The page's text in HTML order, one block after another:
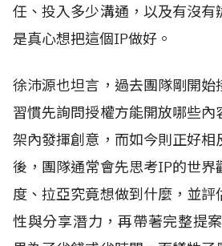
任、投入多少溝通，以及有沒有
是真心想把這個IP做好。
徐沛源也坦言，過去團隊剛開始
習慣先詢問授權方能開放哪些
架內發揮創意，而如今則正好相
後，團隊通常會先思考IP的世界
度、拉亞究竟想做到什麼，並評
性與分享潛力，再帶著完整提